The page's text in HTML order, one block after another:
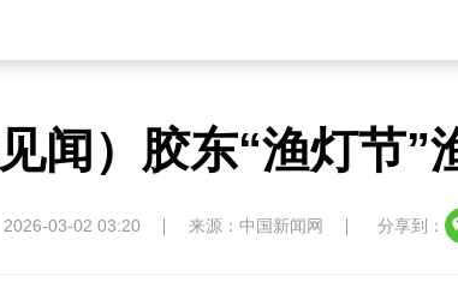
见闻）胶东“渔灯节
2026-03-02 03:20 来源：中国新闻网 分享到：